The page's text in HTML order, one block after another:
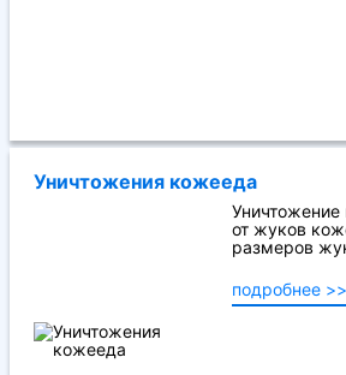
Уничтожения кожееда
от жуков
размеров
подробнее >>